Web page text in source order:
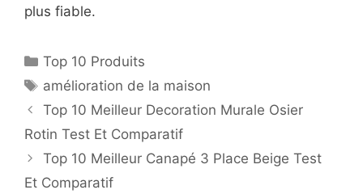
plus fiable.
Top 10 Produits
amélioration de la maison
Top 10 Meilleur Decoration Murale Osier
Rotin Test Et Comparatif
Top 10 Meilleur Canapé 3 Place Beige Test
Et Comparatif